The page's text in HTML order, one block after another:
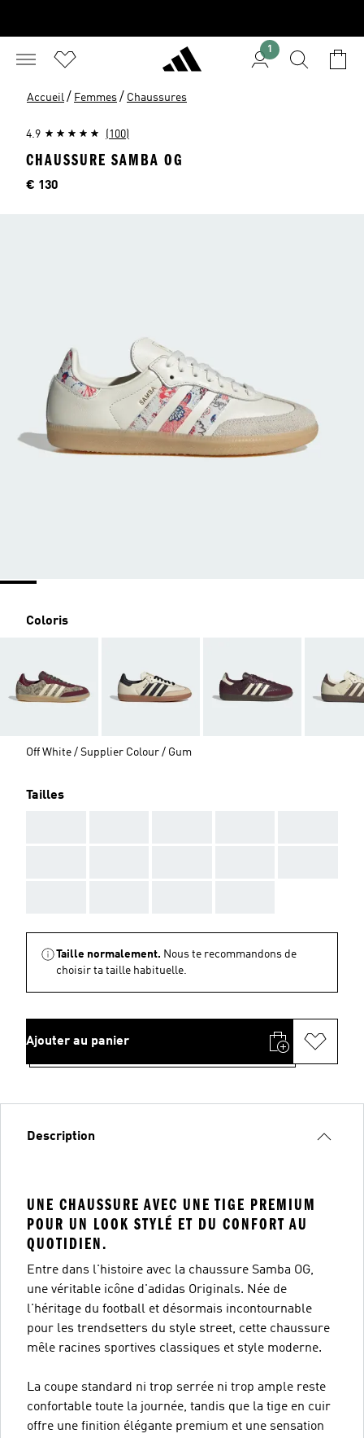
1
Accueil / Femmes / Chaussures
4.9 (100)
CHAUSSURE SAMBA OG
Price
€ 130
Coloris
Off White / Supplier Colour / Gum
Tailles
Taille normalement. Nous te recommandons de
choisir ta taille habituelle.
Ajouter au panier
Description
UNE CHAUSSURE AVEC UNE TIGE PREMIUM
POUR UN LOOK STYLÉ ET DU CONFORT AU
QUOTIDIEN.
Entre dans l'histoire avec la chaussure Samba OG,
une véritable icône d'adidas Originals. Née de
l'héritage du football et désormais incontournable
pour les trendsetters du style street, cette chaussure
mêle racines sportives classiques et style moderne.
La coupe standard ni trop serrée ni trop ample reste
confortable toute la journée, tandis que la tige en cuir
offre une finition élégante premium et une sensation